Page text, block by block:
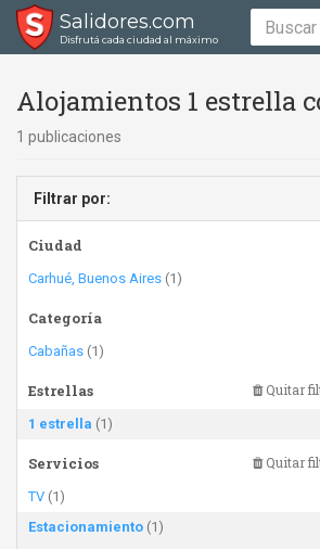
Salidores.com
Disfrutá cada ciudad al máximo
Alojamientos 1 estrella
1 publicaciones
Filtrar por:
Ciudad
Carhué, Buenos Aires (1)
Categoría
Cabañas (1)
Estrellas Quitar
1 estrella (1)
Servicios Quitar
TV (1)
Estacionamiento (1)